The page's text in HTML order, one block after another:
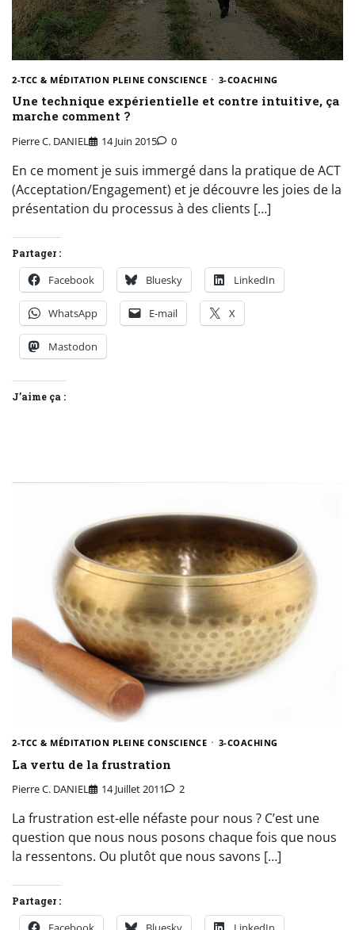
2-TCC & MÉDITATION PLEINE CONSCIENCE 3-COACHING
Une technique expérientielle et contre intuitive, ça
marche comment ?
Pierre C. DANIEL 14 Juin 2015 0
En ce moment je suis immergé dans la pratique de ACT
(Acceptation/Engagement) et je découvre les joies de la
présentation du processus à des clients […]
Partager :
Facebook Bluesky LinkedIn
WhatsApp E-mail X
Mastodon
J’aime ça :
2-TCC & MÉDITATION PLEINE CONSCIENCE 3-COACHING
La vertu de la frustration
Pierre C. DANIEL 14 Juillet 2011 2
La frustration est-elle néfaste pour nous ? C’est une
question que nous nous posons chaque fois que nous
la ressentons. Ou plutôt que nous savons […]
Partager :